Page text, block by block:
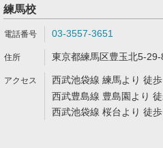
練馬校
03-3557-3651
東京都練馬区豊玉北5-29-
西武池袋線 練馬より 徒
西武豊島線 豊島園より
西武池袋線 桜台より 徒